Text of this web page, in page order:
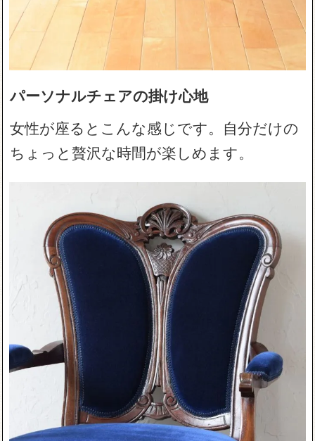
パーソナルチェアの掛け心地
女性が座るとこんな感じです。自分だけの
ちょっと贅沢な時間が楽しめます。